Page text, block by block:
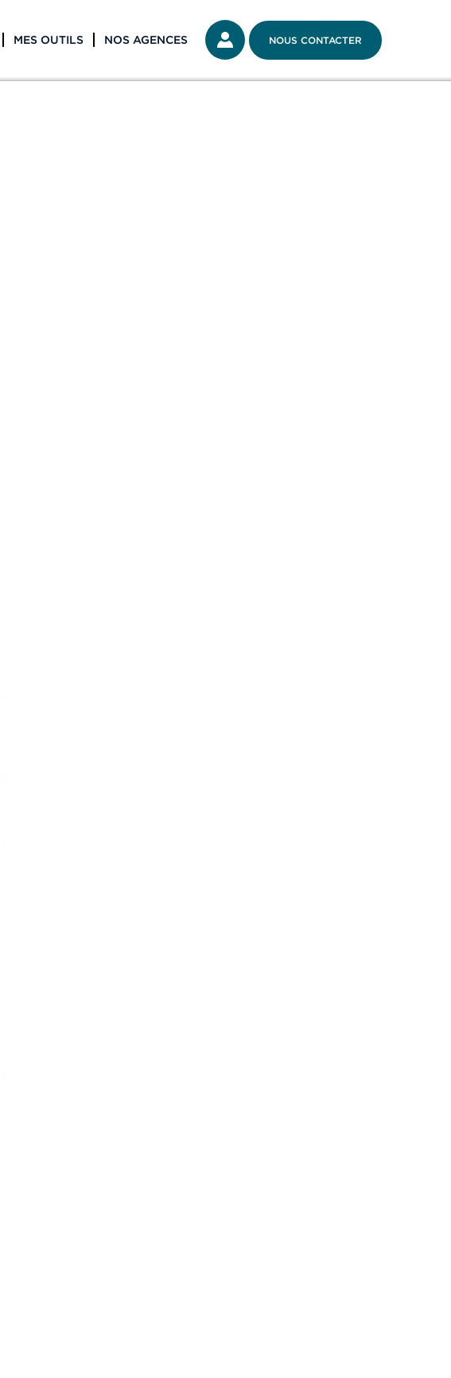
MES OUTILS NOS AGENCES NOUS CONTACTER